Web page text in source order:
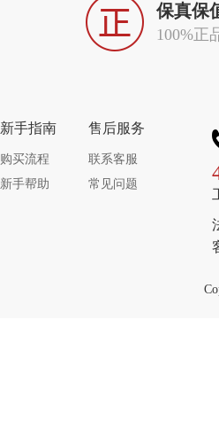
保真保
100%正
新手指南
购买流程
新手帮助
售后服务
联系客服
常见问题